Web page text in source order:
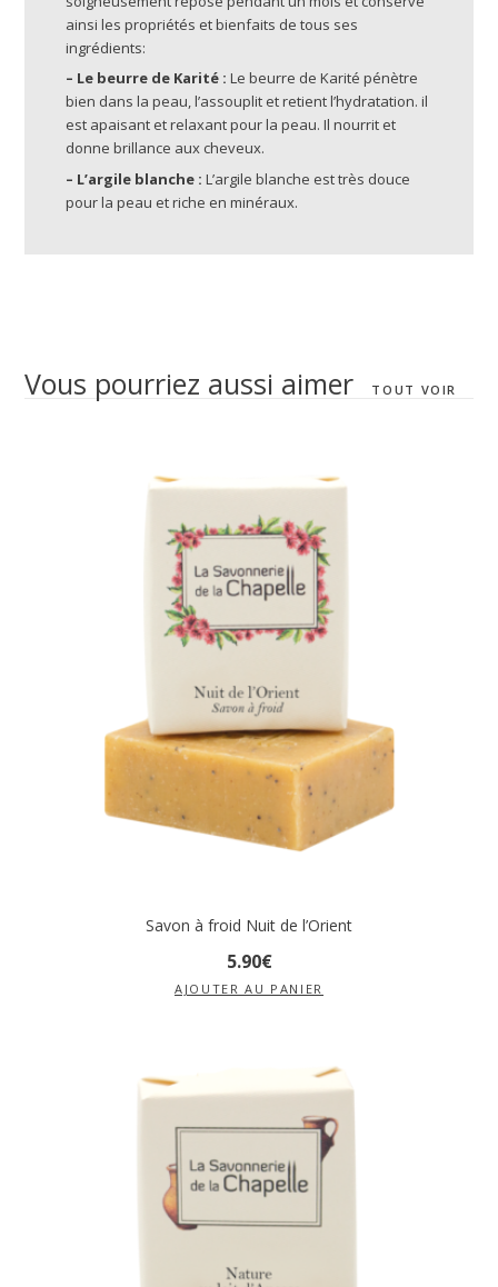
ainsi les propriétés et bienfaits de tous ses
ingrédients:
– Le beurre de Karité : Le beurre de Karité pénètre
bien dans la peau, l’assouplit et retient l’hydratation. il
est apaisant et relaxant pour la peau. Il nourrit et
donne brillance aux cheveux.
– L’argile blanche : L’argile blanche est très douce
pour la peau et riche en minéraux.
Vous pourriez aussi aimer TOUT VOIR
Savon à froid Nuit de l’Orient
5.90€
AJOUTER AU PANIER